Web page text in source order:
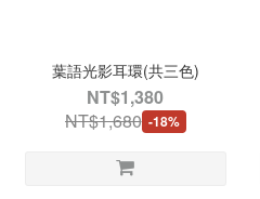
葉語光影耳環(共三色)
NT$1,380
NT$1,680 -18%